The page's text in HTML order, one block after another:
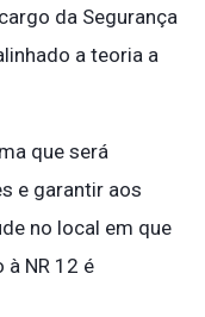
da Segurança
a teoria a
que será
e garantir aos
no local em que
NR 12 é